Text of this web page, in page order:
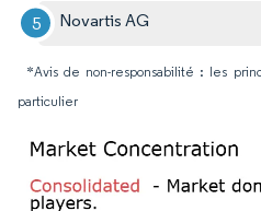
Novartis AG
*Avis de non-responsabilité : les
particulier